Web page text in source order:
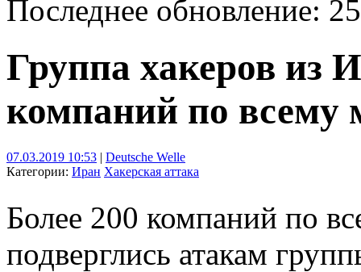
Последнее обновление:
Группа хакеров из
компаний по всему
07.03.2019 10:53 | Deutsche Welle
Категории: Иран Хакерская аттака
Более 200 компаний по
подверглись атакам